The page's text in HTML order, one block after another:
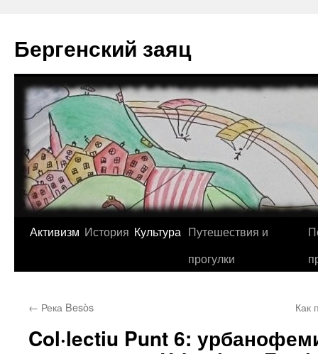
содержимому
Бергенский заяц
Активизм История Культура Путешествия и
прогулки
← Река Besòs Как
Col·lectiu Punt 6: